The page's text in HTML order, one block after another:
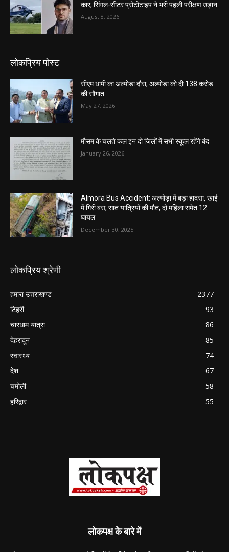
कार, सिंगल-सीटर प्रोटोटाइप ने भरी पहली परीक्षण उड़ान
August 8, 2026
लोकप्रिय पोस्ट
सीएम धामी का अल्मोड़ा दौरा, अल्मोड़ा को दी 138 करोड़
की सौगात
May 27, 2026
मौसम के चलते कल इन दो जिलों में सभी स्कूल रहेंगे बंद
January 26, 2026
Almora Bus Accident: अल्मोड़ा में बड़ा हादसा, खाई
में गिरी बस, सात यात्रियों की मौत, दो महिला समेत 12
घायल
December 30, 2025
लोकप्रिय श्रेणी
हमारा उत्तराखण्ड
2377
टिहरी
93
चारधाम यात्रा
86
देहरादून
85
स्वास्थ्य
74
देश
67
चमोली
58
हरिद्वार
55
लोकपक्ष के बारे में